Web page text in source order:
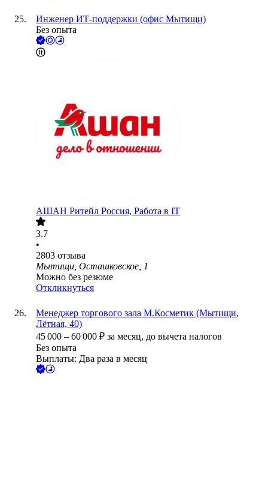
Инженер ИТ-поддержки (офис Мытищи)
Без опыта
АШАН Ритейл Россия, Работа в IT
3.7
•
2803 отзыва
Мытищи, Осташковское, 1
Можно без резюме
Откликнуться
Менеджер торгового зала М.Косметик (Мытищи,
Лётная, 40)
45 000 – 60 000 ₽ за месяц, до вычета налогов
Без опыта
Выплаты: Два раза в месяц